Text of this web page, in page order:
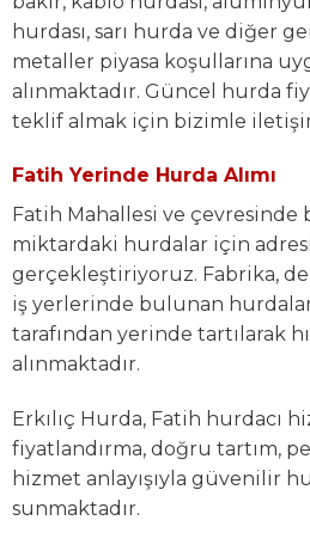
hurdası, sarı hurda ve diğer
metaller piyasa koşullarına
alınmaktadır. Güncel hurda
teklif almak için bizimle
Fatih Yerinde Hurda Alımı
Fatih Mahallesi ve
miktardaki hurdalar için
gerçekleştiriyoruz. Fabrika,
iş yerlerinde bulunan
tarafından yerinde tartılarak
alınmaktadır.
Erkılıç Hurda, Fatih hurdacı
fiyatlandırma, doğru tartım,
hizmet anlayışıyla güvenilir
sunmaktadır.